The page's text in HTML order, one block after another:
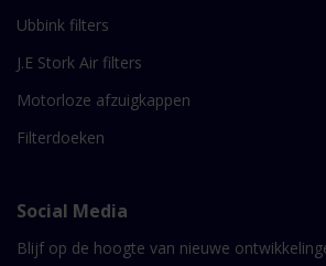
Ubbink filters
J.E Stork Air filters
Motorloze afzuigkappen
Filterdoeken
Social Media
Blijf op de hoogte van nieuwe